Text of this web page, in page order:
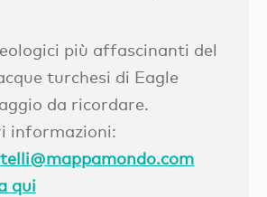
più affascinanti del
turchesi di Eagle
da ricordare.
informazioni:
qui